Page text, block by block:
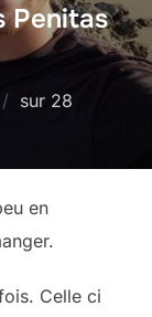
Penitas
sur Publié
28
en
Celle ci